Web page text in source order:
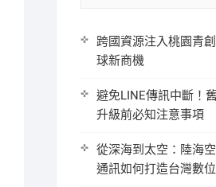
跨國資源注入桃園青
球新商機
避免LINE傳訊中斷！
升級前必知注意事項
從深海到太空：陸海
通訊如何打造台灣數